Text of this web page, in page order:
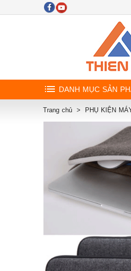
DANH MỤC SẢN
Trang chủ PHỤ KIỆN